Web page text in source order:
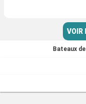
VOIR
Bateaux